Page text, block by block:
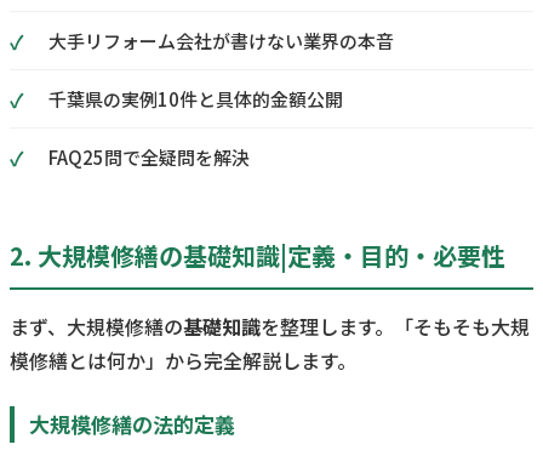
大手リフォーム会社が書けない業界の本音
千葉県の実例10件と具体的金額公開
FAQ25問で全疑問を解決
2. 大規模修繕の基礎知識|定義・目的・必要性
まず、大規模修繕の基礎知識を整理します。「そもそも大規
模修繕とは何か」から完全解説します。
大規模修繕の法的定義